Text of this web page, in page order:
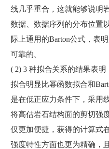
线几乎重合，这就能够说明
数据、数据序列的分布位置
际上通用的Barton公式，表
可靠的。
( 2) 3 种拟合关系的结果表明
拟合明显比幂函数拟合和
是在低正应力条件下，采用
将高估岩石结构面的剪切强
仅更加便捷，获得的计算式
强度特性方面也更为精确，